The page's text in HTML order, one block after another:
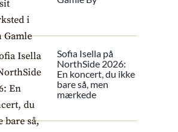
Sofia Isella på
NorthSide 2026:
En koncert, du ikke
bare så, men
mærkede